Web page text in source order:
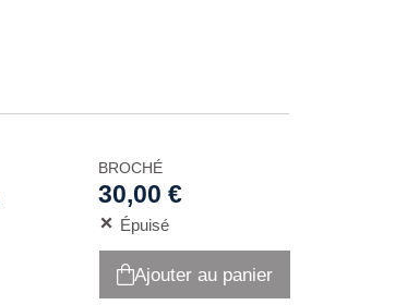
BROCHÉ
30,00 €
Épuisé
Ajouter au panier